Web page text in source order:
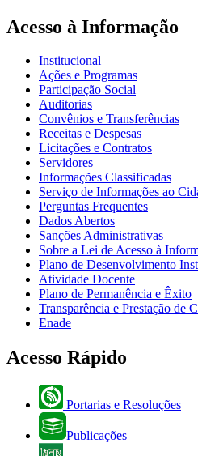
Acesso à Informação
Institucional
Ações e Programas
Participação Social
Auditorias
Convênios e Transferências
Receitas e Despesas
Licitações e Contratos
Servidores
Informações Classificadas
Serviço de Informações ao
Perguntas Frequentes
Dados Abertos
Sanções Administrativas
Sobre a Lei de Acesso à
Plano de Desenvolvimento
Atividade Docente
Plano de Permanência e Êxito
Transparência e Prestação de
Enade
Acesso Rápido
Portarias e Resoluções
Publicações